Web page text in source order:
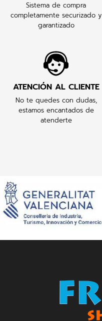
Sistema de compra
completamente securizado y
garantizado
ATENCIÓN AL CLIENTE
No te quedes con dudas,
estamos encantados de
atenderte